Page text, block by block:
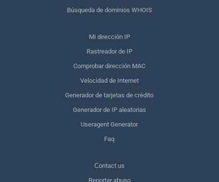
Búsqueda de dominios WHOIS
Mi dirección IP
Rastreador de IP
Comprobar dirección MAC
Velocidad de Internet
Generador de tarjetas de crédito
Generador de IP aleatorias
Useragent Generator
Faq
Сontact us
Reportar abuso